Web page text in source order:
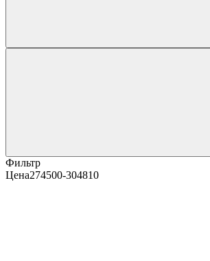
Фильтр
Цена274500-304810